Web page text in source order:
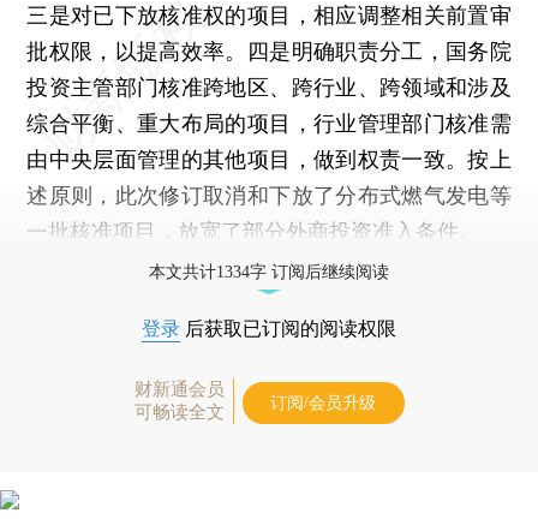
三是对已下放核准权的项目，相应调整相关前置审
批权限，以提高效率。四是明确职责分工，国务院
投资主管部门核准跨地区、跨行业、跨领域和涉及
综合平衡、重大布局的项目，行业管理部门核准需
由中央层面管理的其他项目，做到权责一致。按上
述原则，此次修订取消和下放了分布式燃气发电等
一批核准项目，放宽了部分外商投资准入条件。
本文共计1334字 订阅后继续阅读
登录 后获取已订阅的阅读权限
财新通会员
可畅读全文
订阅/会员升级